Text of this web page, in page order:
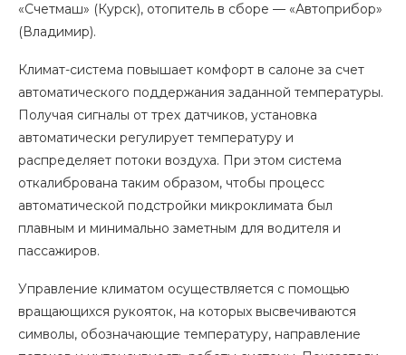
«Счетмаш» (Курск), отопитель в сборе — «Автоприбор»
(Владимир).
Климат-система повышает комфорт в салоне за счет
автоматического поддержания заданной температуры.
Получая сигналы от трех датчиков, установка
автоматически регулирует температуру и
распределяет потоки воздуха. При этом система
откалибрована таким образом, чтобы процесс
автоматической подстройки микроклимата был
плавным и минимально заметным для водителя и
пассажиров.
Управление климатом осуществляется с помощью
вращающихся рукояток, на которых высвечиваются
символы, обозначающие температуру, направление